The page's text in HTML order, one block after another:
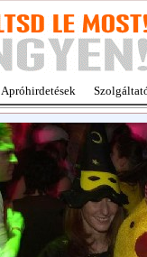
Apróhirdetések